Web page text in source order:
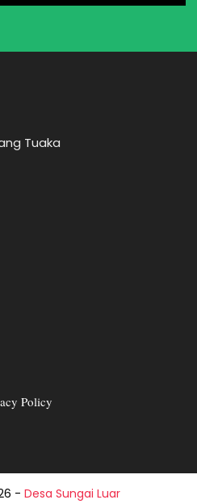
Tuaka
Policy
- Desa Sungai Luar